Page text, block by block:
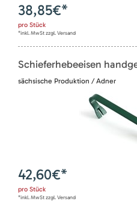
38,85€*
pro Stück
*inkl. MwSt zzgl. Versand
Schieferhebeeisen
sächsische Produktion / Adner
42,60€*
pro Stück
*inkl. MwSt zzgl. Versand